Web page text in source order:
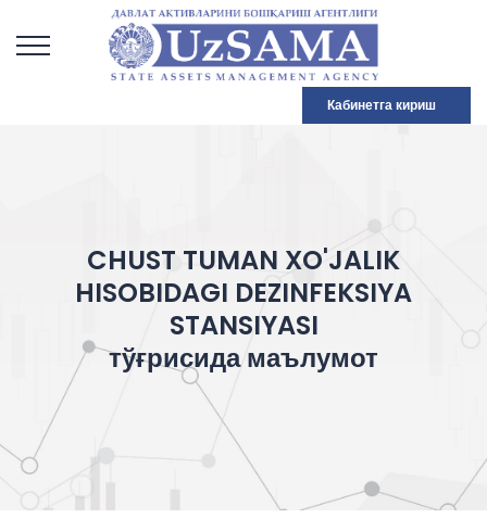
Кабинетга кириш
CHUST TUMAN XO'JALIK
HISOBIDAGI DEZINFEKSIYA
STANSIYASI
тўғрисида маълумот